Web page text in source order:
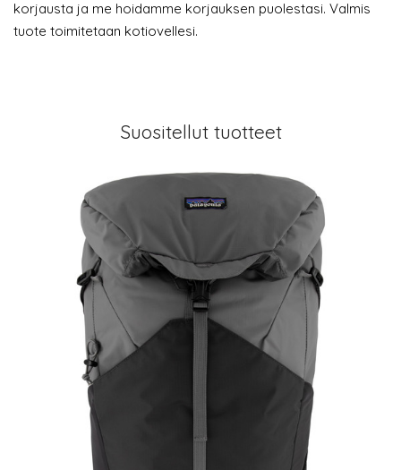
korjausta ja me hoidamme korjauksen puolestasi. Valmis
tuote toimitetaan kotiovellesi.
Suositellut tuotteet